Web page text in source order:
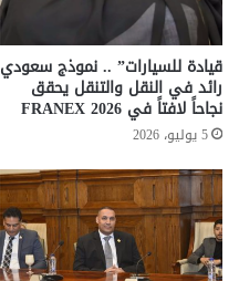
قيادة للسيارات” .. نموذج سعودي
رائد في النقل والتنقل يحقق
نجاحاً لافتاً في FRANEX 2026
5 يوليو، 2026